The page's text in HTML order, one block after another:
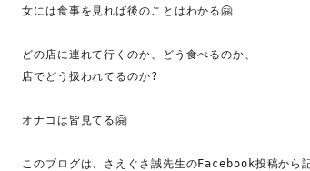
女には食事を見れば後のことはわかる🤗
どの店に連れて行くのか、どう食べるのか、
店でどう扱われてるのか?
オナゴは皆見てる🤗
このブログは、さえぐさ誠先生のFacebook投稿から